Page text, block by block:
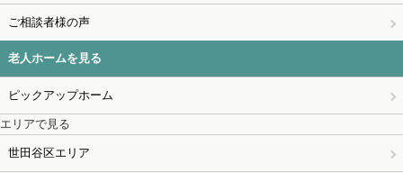
ご相談者様の声
老人ホームを見る
ピックアップホーム
エリアで見る
世田谷区エリア